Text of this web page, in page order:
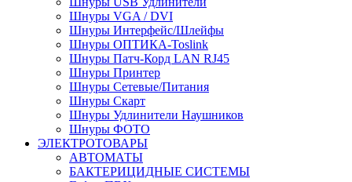
Шнуры VGA / DVI
Шнуры Интерфейс/Шлейфы
Шнуры ОПТИКА-Toslink
Шнуры Патч-Корд LAN RJ45
Шнуры Принтер
Шнуры Сетевые/Питания
Шнуры Скарт
Шнуры Удлинители Наушников
Шнуры ФОТО
ЭЛЕКТРОТОВАРЫ
АВТОМАТЫ
БАКТЕРИЦИДНЫЕ СИСТЕМЫ